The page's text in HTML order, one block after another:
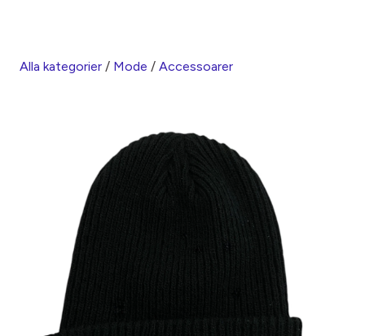
Alla kategorier / Mode / Accessoarer